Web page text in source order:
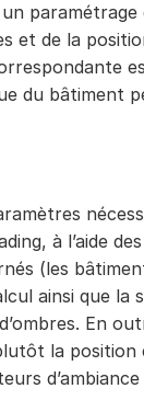
paramétrage
et de la
du bâtiment
à l’aide
(les
ainsi que la
En
la position
d’ambiance